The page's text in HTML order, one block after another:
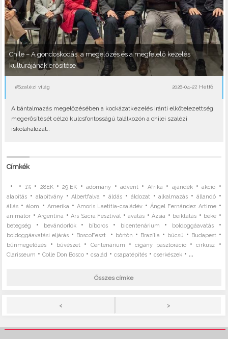
Chile – A gondoskodás, a megelőzés és a megfelelő kezelés
kultúrájának erősítése
#Szalézi világ 2026-04-27, Hétfő
A bántalmazás megelőzésében a kockázatkezelés iránti elkötelezettség
megerősítését célzó kulcsfontosságú találkozón a chilei szalézi
iskolahálózat..
Címkék
• • 1%• 28EK•29.EK •adomány •advent • Afrika • ajándék•akció •
alapítás • alapítvány•Albertfalva •áldás • áldozat •alkalmazás • állandó•
állás •álom • Amerika • Amoris Laetitia-családév •Ángel Fernández Artime•
animátor •Argentína •Ars Sacra Fesztivál •avatás •Ázsia • beiktatás • béke •
betegség • bevándorlók• bíboros • bicentenárium • boldoggáavatás•
boldoggáavatási eljárás • BoscoFeszt • börtön • Brazília • búcsú • Budapest •
bűnmegelőzés • bűvészet • Centenárium •cigány pasztoráció•cirkusz •
Clarisseum •Colle Don Bosco •család •csapatépítés •cserkészek • ...
Összes címke
< >